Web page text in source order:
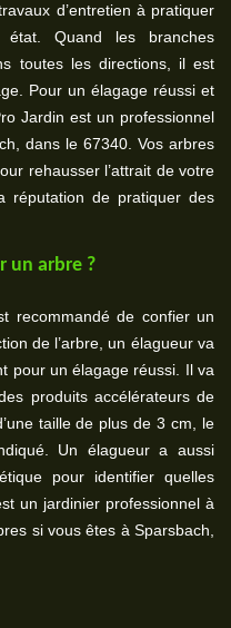
d’entretien à pratiquer
Quand les branches
toutes les directions, il est
Pour un élagage réussi et
Jardin est un professionnel
dans le 67340. Vos arbres
rehausser l’attrait de votre
réputation de pratiquer des
un arbre ?
recommandé de confier un
de l’arbre, un élagueur va
pour un élagage réussi. Il va
produits accélérateurs de
taille de plus de 3 cm, le
Un élagueur a aussi
pour identifier quelles
un jardinier professionnel à
si vous êtes à Sparsbach,